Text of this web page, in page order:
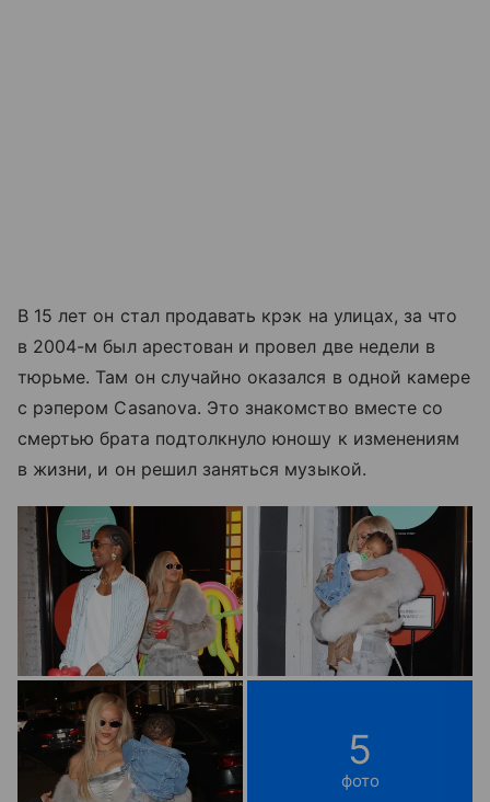
В 15 лет он стал продавать крэк на улицах, за что
в 2004-м был арестован и провел две недели в
тюрьме. Там он случайно оказался в одной камере
с рэпером Casanova. Это знакомство вместе со
смертью брата подтолкнуло юношу к изменениям
в жизни, и он решил заняться музыкой.
5
фото